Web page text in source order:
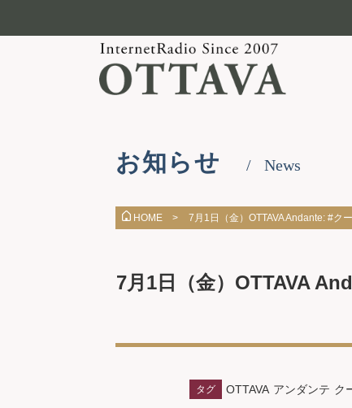
お知らせ News
HOME > 7月1日（金）OTTAVA Andante: #ク
7月1日（金）OTTAVA
タグ OTTAVA アンダンテ ク